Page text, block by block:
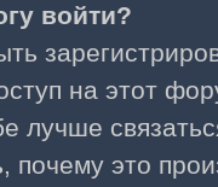
войти?
на этот
лучше
почему это